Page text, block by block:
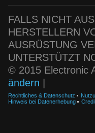
FALLS NICHT
HERSTELLERN
AUSRÜSTUNG
UNTERSTÜTZT
© 2015 Electronic
ändern
Rechtliches & Datenschutz
Hinweis bei Datenerhebung